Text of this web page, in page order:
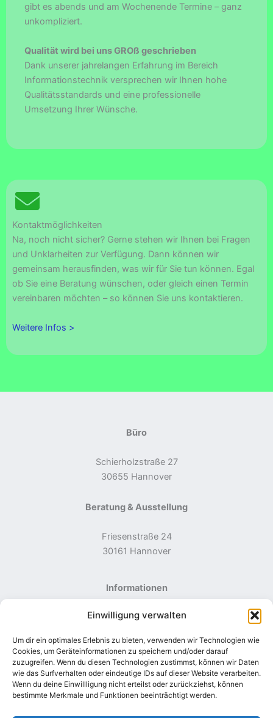
Einwilligung verwalten
Um dir ein optimales Erlebnis zu bieten, verwenden wir Technologien wie
Cookies, um Geräteinformationen zu speichern und/oder darauf
zuzugreifen. Wenn du diesen Technologien zustimmst, können wir Daten
wie das Surfverhalten oder eindeutige IDs auf dieser Website verarbeiten.
Wenn du deine Einwillligung nicht erteilst oder zurückziehst, können
bestimmte Merkmale und Funktionen beeinträchtigt werden.
gibt es abends und am Wochenende Termine – ganz
unkompliziert.
Qualität wird bei uns GROß geschrieben
Dank unserer jahrelangen Erfahrung im Bereich
Informationstechnik versprechen wir Ihnen hohe
Qualitätsstandards und eine professionelle
Umsetzung Ihrer Wünsche.
Kontaktmöglichkeiten
Na, noch nicht sicher? Gerne stehen wir Ihnen bei Fragen
und Unklarheiten zur Verfügung. Dann können wir
gemeinsam herausfinden, was wir für Sie tun können. Egal
ob Sie eine Beratung wünschen, oder gleich einen Termin
vereinbaren möchten – so können Sie uns kontaktieren.
Weitere Infos >
Büro
Schierholzstraße 27
30655 Hannover
Beratung & Ausstellung
Friesenstraße 24
30161 Hannover
Informationen
Menze Informationstechnik
Kontaktdaten
Mail: Info@menze-elektro.de
Telefon: +49 1520 4970 111